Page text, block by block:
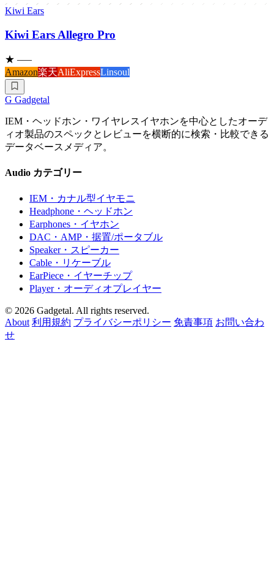
Kiwi Ears
Kiwi Ears Allegro Pro
★ –—
Amazon楽天AliExpressLinsoul
G Gadgetal
IEM・ヘッドホン・ワイヤレスイヤホンを中心としたオーデ
ィオ製品のスペックとレビューを横断的に検索・比較できる
データベースメディア。
Audio カテゴリー
IEM ・カナル型イヤモニ
Headphone ・ヘッドホン
Earphones ・イヤホン
DAC・AMP ・据置/ポータブル
Speaker・スピーカー
Cable ・リケーブル
EarPiece ・イヤーチップ
Player・オーディオプレイヤー
© 2026 Gadgetal. All rights reserved.
About 利用規約 プライバシーポリシー 免責事項 お問い合わ
せ